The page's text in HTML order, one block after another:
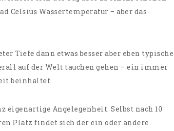
Celsius Wassertemperatur – aber das
Tiefe dann etwas besser aber eben typische
auf der Welt tauchen gehen – ein immer
beinhaltet.
eigenartige Angelegenheit. Selbst nach 10
Platz findet sich der ein oder andere